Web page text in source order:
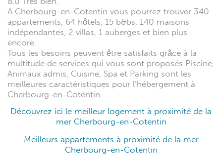
A Cherbourg-en-Cotentin vous pourrez trouver 340
appartements, 64 hôtels, 15 b&bs, 140 maisons
indépendantes, 2 villas, 1 auberges et bien plus
encore.
Tous les besoins peuvent être satisfaits grâce à la
multitude de services qui vous sont proposés Piscine,
Animaux admis, Cuisine, Spa et Parking sont les
meilleures caractéristiques pour l’hébergement à
Cherbourg-en-Cotentin.
Découvrez ici le meilleur logement à proximité de la
mer Cherbourg-en-Cotentin
Meilleurs appartements à proximité de la mer
Cherbourg-en-Cotentin